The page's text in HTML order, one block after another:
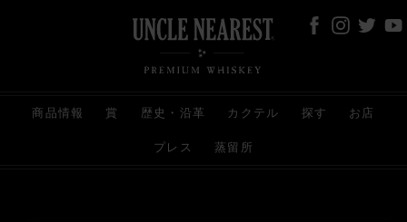
商品情報 賞 歴史・沿革 カクテル 探す お店
プレス 蒸留所